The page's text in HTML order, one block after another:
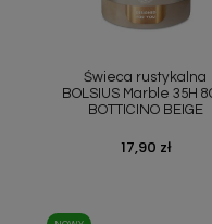
Świeca rustykalna
BOLSIUS Marble 35H
BOTTICINO BEIGE
Cena
17,90 zł